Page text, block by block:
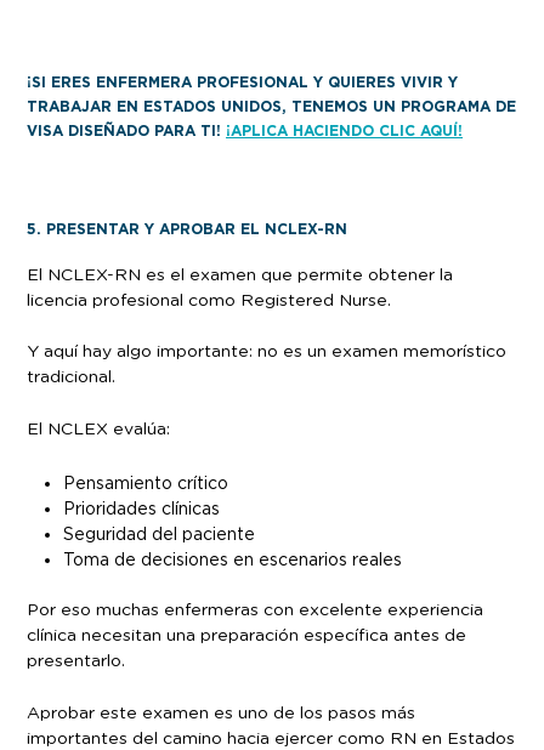
¡SI ERES ENFERMERA PROFESIONAL Y QUIERES VIVIR Y
TRABAJAR EN ESTADOS UNIDOS, TENEMOS UN PROGRAMA DE
VISA DISEÑADO PARA TI! ¡APLICA HACIENDO CLIC AQUÍ!
5. PRESENTAR Y APROBAR EL NCLEX-RN
El NCLEX-RN es el examen que permite obtener la
licencia profesional como Registered Nurse.
Y aquí hay algo importante: no es un examen memorístico
tradicional.
El NCLEX evalúa:
Pensamiento crítico
Prioridades clínicas
Seguridad del paciente
Toma de decisiones en escenarios reales
Por eso muchas enfermeras con excelente experiencia
clínica necesitan una preparación específica antes de
presentarlo.
Aprobar este examen es uno de los pasos más
importantes del camino hacia ejercer como RN en Estados